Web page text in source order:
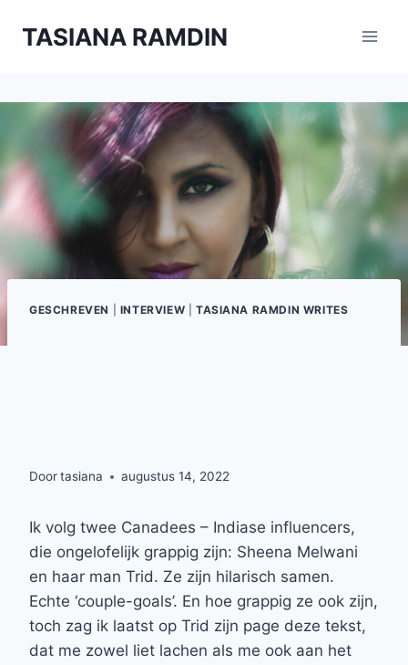
naarTASIANA RAMDIN
GESCHREVEN INTERVIEW TASIANA RAMDIN WRITES
Doortasiana augustus 14, 2022
Ik volg twee Canadees – Indiase influencers,
die ongelofelijk grappig zijn: Sheena Melwani
en haar man Trid. Ze zijn hilarisch samen.
Echte ‘couple-goals’. En hoe grappig ze ook zijn,
toch zag ik laatst op Trid zijn page deze tekst,
dat me zowel liet lachen als me ook aan het